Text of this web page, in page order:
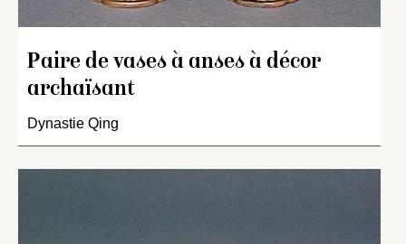
Paire de vases à anses à décor
archaïsant
Dynastie Qing